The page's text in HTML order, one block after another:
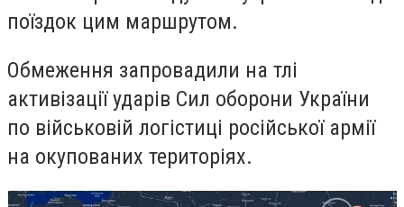
поїздок цим маршрутом.
Обмеження запровадили на тлі
активізації ударів Сил оборони України
по військовій логістиці російської армії
на окупованих територіях.